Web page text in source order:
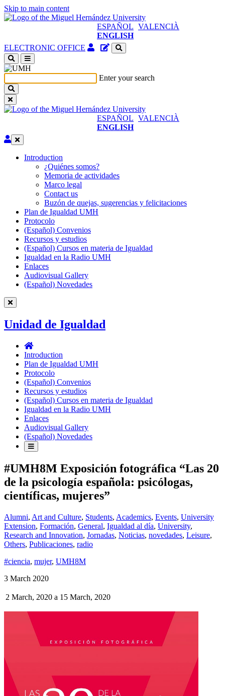
Skip to main content
ESPAÑOL VALENCIÀ
ENGLISH
ELECTRONIC OFFICE Authenticated
a
new
Site
content
Enter your search
ESPAÑOL VALENCIÀ
ENGLISH
Edit
Introduction
Introduction¿Quiénes somos?
Memoria de actividades
Marco legal
Contact us
Buzón de quejas, sugerencias y felicitaciones
Plan de Igualdad UMH
Protocolo
(Español) Convenios
Recursos y estudios
(Español) Cursos en materia de Igualdad
Igualdad en la Radio UMH
Enlaces
Audiovisual Gallery
(Español) Novedades
Unidad de Igualdad
Unidad
de
Igualdad
Introduction
Plan de Igualdad UMH
Protocolo
(Español) Convenios
Recursos y estudios
(Español) Cursos en materia de Igualdad
Igualdad en la Radio UMH
Enlaces
Audiovisual Gallery
(Español) Novedades
#UMH8M Exposición fotográfica “Las 20
de la psicología española: psicólogas,
científicas, mujeres”
Alumni, Art and Culture, Students, Academics, Events, University
Extension, Formación, General, Igualdad al día, University,
Research and Innovation, Jornadas, Noticias, novedades, Leisure,
Others, Publicaciones, radio
#ciencia, mujer, UMH8M
3 March 2020
2 March, 2020 a 15 March, 2020